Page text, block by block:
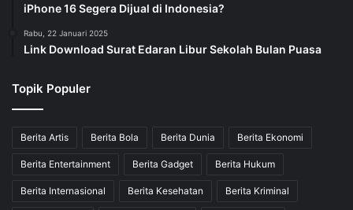
iPhone 16 Segera Dijual di Indonesia?
Rabu, 22 Januari 2025
Link Download Surat Edaran Libur Sekolah Bulan Puasa
Topik Populer
Berita Artis Berita Bola Berita Dunia Berita Ekonomi
Berita Entertainment Berita Gadget Berita Hukum
Berita Internasional Berita Kesehatan Berita Kriminal